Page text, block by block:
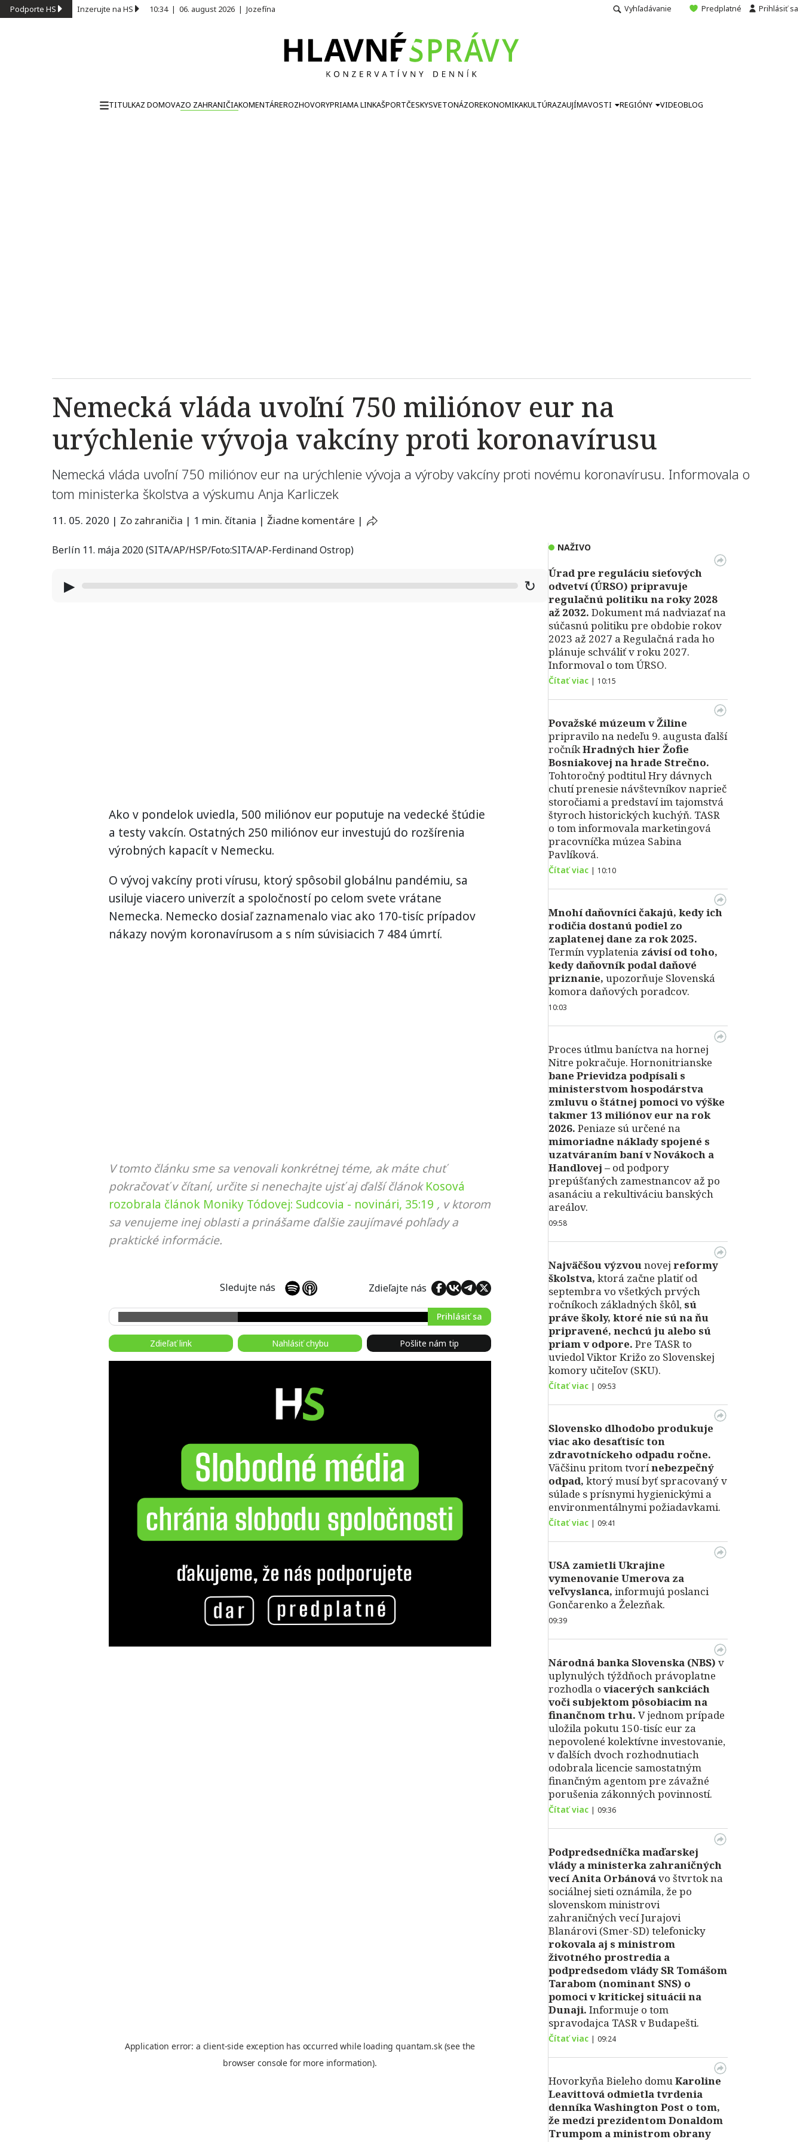
Podporte HS Inzerujte na HS 10:34| 06. august 2026 | Jozefína Vyhľadávanie Predplatné Prihlásiť sa
TITULKAZ DOMOVAZO ZAHRANIČIAKOMENTÁREROZHOVORYPRIAMA LINKAŠPORTČESKYSVETONÁZOREKONOMIKAKULTÚRAZAUJÍMAVOSTI REGIÓNY VIDEOBLOG
Nemecká vláda uvoľní 750 miliónov eur na
urýchlenie vývoja vakcíny proti koronavírusu
Nemecká vláda uvoľní 750 miliónov eur na urýchlenie vývoja a výroby vakcíny proti novému koronavírusu. Informovala o
tom ministerka školstva a výskumu Anja Karliczek
11. 05. 2020 | Zo zahraničia | 1 min. čítania | Žiadne komentáre |
Berlín 11. mája 2020 (SITA/AP/HSP/Foto:SITA/AP-Ferdinand Ostrop)
▶ ↻
Ako v pondelok uviedla, 500 miliónov eur poputuje na vedecké štúdie
a testy vakcín. Ostatných 250 miliónov eur investujú do rozšírenia
výrobných kapacít v Nemecku.
O vývoj vakcíny proti vírusu, ktorý spôsobil globálnu pandémiu, sa
usiluje viacero univerzít a spoločností po celom svete vrátane
Nemecka. Nemecko dosiaľ zaznamenalo viac ako 170-tisíc prípadov
nákazy novým koronavírusom a s ním súvisiacich 7 484 úmrtí.
V tomto článku sme sa venovali konkrétnej téme, ak máte chuť
pokračovať v čítaní, určite si nenechajte ujsť aj ďalší článok Kosová
rozobrala článok Moniky Tódovej: Sudcovia - novinári, 35:19 , v ktorom
sa venujeme inej oblasti a prinášame ďalšie zaujímavé pohľady a
praktické informácie.
Sledujte nás Zdieľajte nás
Prihlásiť sa
Zdieľať link Nahlásiť chybu Pošlite nám tip
NAŽIVO
Úrad pre reguláciu sieťových
odvetví (ÚRSO) pripravuje
regulačnú politiku na roky 2028
až 2032. Dokument má nadviazať na
súčasnú politiku pre obdobie rokov
2023 až 2027 a Regulačná rada ho
plánuje schváliť v roku 2027.
Informoval o tom ÚRSO.
Čítať viac | 10:15
Považské múzeum v Žiline
pripravilo na nedeľu 9. augusta ďalší
ročníkHradných hier Žofie
Bosniakovej na hrade Strečno.
Tohtoročný podtitul Hry dávnych
chutí prenesie návštevníkov naprieč
storočiami a predstaví im tajomstvá
štyroch historických kuchýň. TASR
o tom informovala marketingová
pracovníčka múzea Sabina
Pavlíková.
Čítať viac | 10:10
Mnohí daňovníci čakajú, kedy ich
rodičia dostanú podiel zo
zaplatenej dane za rok 2025.
Termín vyplatenia závisí od toho,
kedy daňovník podal daňové
priznanie, upozorňuje Slovenská
komora daňových poradcov.
10:03
Proces útlmu baníctva na hornej
Nitre pokračuje. Hornonitrianske
bane Prievidza podpísali s
ministerstvom hospodárstva
zmluvu o štátnej pomoci vo výške
takmer 13 miliónov eur na rok
2026. Peniaze sú určené na
mimoriadne náklady spojené s
uzatváraním baní v Novákoch a
Handlovej – od podpory
prepúšťaných zamestnancov až po
asanáciu a rekultiváciu banských
areálov.
09:58
Najväčšou výzvounovej reformy
školstva, ktorá začne platiť od
septembra vo všetkých prvých
ročníkoch základných škôl, sú
práve školy, ktoré nie sú na ňu
pripravené, nechcú ju alebo sú
priam v odpore. Pre TASR to
uviedol Viktor Križo zo Slovenskej
komory učiteľov (SKU).
Čítať viac | 09:53
Slovensko dlhodobo produkuje
viac ako desaťtisíc ton
zdravotníckeho odpadu ročne.
Väčšinu pritom tvorínebezpečný
odpad, ktorý musí byť spracovaný v
súlade s prísnymi hygienickými a
environmentálnymi požiadavkami.
Čítať viac | 09:41
USA zamietli Ukrajine
vymenovanie Umerova za
veľvyslanca, informujú poslanci
Gončarenko a Železňak.
09:39
Národná banka Slovenska (NBS) v
uplynulých týždňoch právoplatne
rozhodla o viacerých sankciách
voči subjektom pôsobiacim na
finančnom trhu. V jednom prípade
uložila pokutu 150-tisíc eur za
nepovolené kolektívne investovanie,
v ďalších dvoch rozhodnutiach
odobrala licencie samostatným
finančným agentom pre závažné
porušenia zákonných povinností.
Čítať viac | 09:36
Podpredsedníčka maďarskej
vlády a ministerka zahraničných
vecí Anita Orbánovávo štvrtok na
sociálnej sieti oznámila, že po
slovenskom ministrovi
zahraničných vecí Jurajovi
Blanárovi (Smer-SD) telefonicky
rokovala aj s ministrom
životného prostredia a
podpredsedom vlády SR Tomášom
Tarabom (nominant SNS) o
pomoci v kritickej situácii na
Dunaji. Informuje o tom
spravodajca TASR v Budapešti.
Čítať viac | 09:24
Hovorkyňa Bieleho domuKaroline
Leavittová odmietla tvrdenia
denníka Washington Post o tom,
že medzi prezidentom Donaldom
Trumpom a ministrom obrany